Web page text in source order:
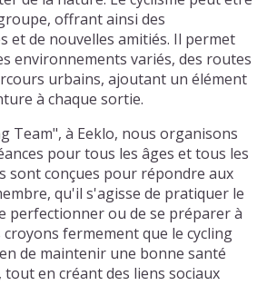
offrant ainsi des
et de nouvelles amitiés. Il permet
environnements variés, des routes
urbains, ajoutant un élément
à chaque sortie.
Team", à Eeklo, nous organisons
pour tous les âges et tous les
sont conçues pour répondre aux
qu'il s'agisse de pratiquer le
perfectionner ou de se préparer à
fermement que le cycling
de maintenir une bonne santé
en créant des liens sociaux